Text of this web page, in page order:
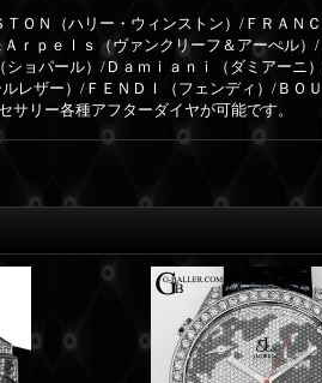
ＯＮ（ハリー・ウィンストン）/ＦＲＡＮ
ｒｐｅｌｓ（ヴァンクリーフ＆アーぺル）
ョパール）/Ｄａｍｉａｎｉ（ダミアーニ
レザー）/ＦＥＮＤＩ（フェンディ）/ＢＯ
リー各種アフターダイヤが可能です。